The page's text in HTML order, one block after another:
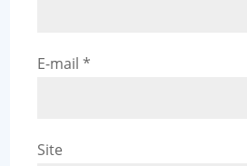
E-mail*
Site